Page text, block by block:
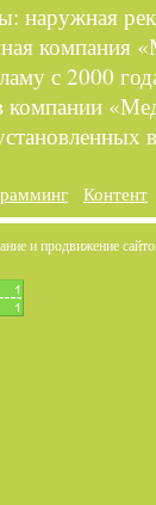
наружная
компания
с 2000
компании
Контент
и продвижение